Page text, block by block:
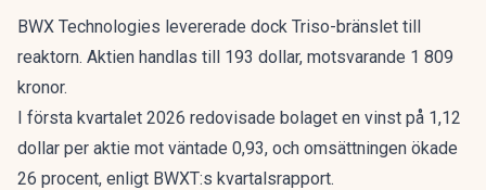
BWX Technologies levererade dock Triso-bränslet till
reaktorn. Aktien handlas till 193 dollar, motsvarande 1 809
kronor.
I första kvartalet 2026 redovisade bolaget en vinst på 1,12
dollar per aktie mot väntade 0,93, och omsättningen ökade
26 procent, enligt BWXT:s kvartalsrapport.